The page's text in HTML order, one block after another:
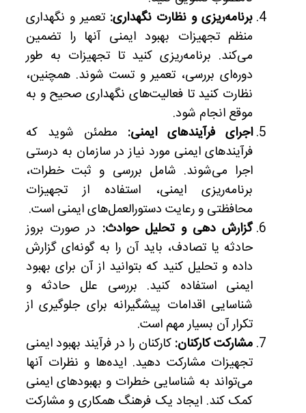
برنامه‌ریزی و نظارت نگهداری: تعمیر و نگهداری
منظم تجهیزات بهبود ایمنی آنها را تضمین
می‌کند. برنامه‌ریزی کنید تا تجهیزات به طور
دوره‌ای بررسی، تعمیر و تست شوند. همچنین،
نظارت کنید تا فعالیت‌های نگهداری صحیح و به
موقع انجام شود.
اجرای فرآیندهای ایمنی: مطمئن شوید که
فرآیندهای ایمنی مورد نیاز در سازمان به درستی
اجرا می‌شوند. شامل بررسی و ثبت خطرات،
برنامه‌ریزی ایمنی، استفاده از تجهیزات
محافظتی و رعایت دستورالعمل‌های ایمنی است.
گزارش دهی و تحلیل حوادث: در صورت بروز
حادثه یا تصادف، باید آن را به گونه‌ای گزارش
داده و تحلیل کنید که بتوانید از آن برای بهبود
ایمنی استفاده کنید. بررسی علل حادثه و
شناسایی اقدامات پیشگیرانه برای جلوگیری از
تکرار آن بسیار مهم است.
مشارکت کارکنان: کارکنان را در فرآیند بهبود ایمنی
تجهیزات مشارکت دهید. ایده‌ها و نظرات آنها
می‌تواند به شناسایی خطرات و بهبودهای ایمنی
کمک کند. ایجاد یک فرهنگ همکاری و مشارکت